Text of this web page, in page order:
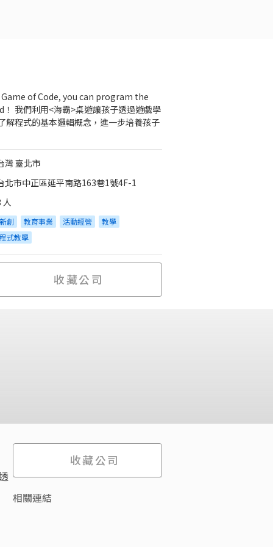
of Code, you can program the
！ 我們利用<海霸>桌遊讓孩子透過遊戲學
解程式的基本邏輯概念，進一步培養孩子
灣 臺北市
北市中正區延平南路163巷1號4F-1
人
新創 教育事業 活動經營
教學
程式教學
收藏公司
收藏公司
相關連結